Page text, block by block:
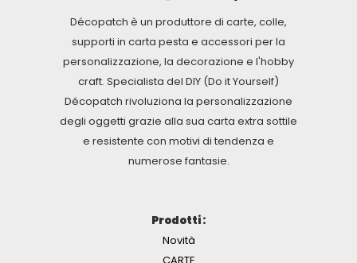
Décopatch è un produttore di carte, colle,
supporti in carta pesta e accessori per la
personalizzazione, la decorazione e l'hobby
craft. Specialista del DIY (Do it Yourself)
Décopatch rivoluziona la personalizzazione
degli oggetti grazie alla sua carta extra sottile
e resistente con motivi di tendenza e
numerose fantasie.
Prodotti :
Novità